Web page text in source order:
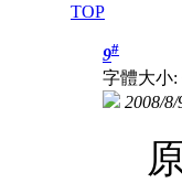
TOP
9#
字體大小:
2008/8/